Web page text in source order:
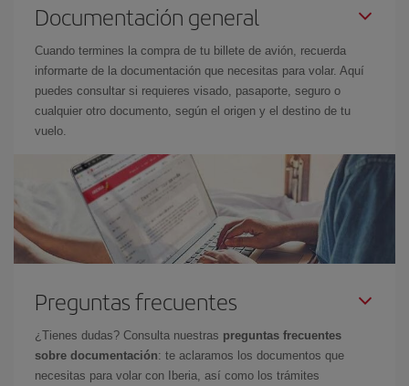
Documentación general
Cuando termines la compra de tu billete de avión, recuerda
informarte de la documentación que necesitas para volar. Aquí
puedes consultar si requieres visado, pasaporte, seguro o
cualquier otro documento, según el origen y el destino de tu
vuelo.
Preguntas frecuentes
¿Tienes dudas? Consulta nuestras preguntas frecuentes
sobre documentación: te aclaramos los documentos que
necesitas para volar con Iberia, así como los trámites